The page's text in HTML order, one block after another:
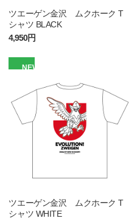
ツエーゲン金沢 ムクホーク T
シャツ BLACK
4,950円
NEW
ツエーゲン金沢 ムクホーク T
シャツ WHITE